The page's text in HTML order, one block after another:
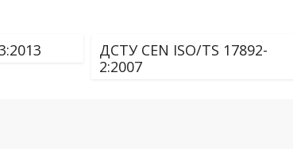
ДСТУ CEN ISO/TS 17892-
2:2007